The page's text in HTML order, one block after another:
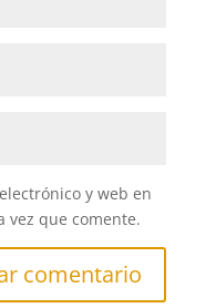
y web en
vez que comente.